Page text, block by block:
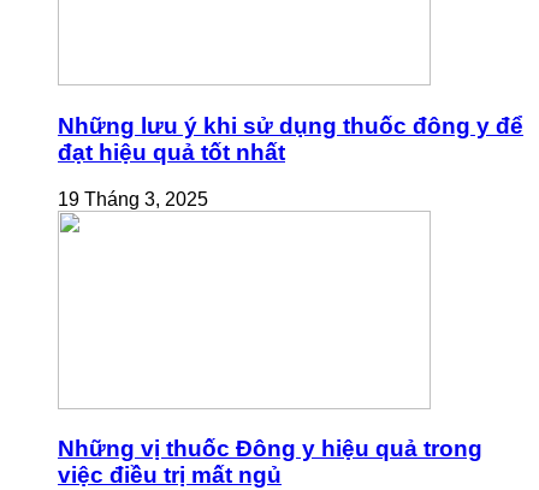
Những lưu ý khi sử dụng thuốc đông y để
đạt hiệu quả tốt nhất
19 Tháng 3, 2025
Những vị thuốc Đông y hiệu quả trong
việc điều trị mất ngủ